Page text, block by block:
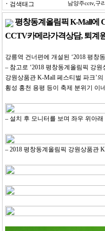
ㆍ 검색태그 남양주cctv,구
평창동계올림픽 K-Mall에
CCTV카메라가격상담, 퇴계
강릉역 건너편에 개설된 ‘2018 평창
– 참고로 ‘2018 평창동계올림픽 강
강원상품관 K-Mall 페스티벌 파크’
횡성 홍천 용평 등이 축제 분위기 이
– 설치 후 모니터를 보며 좌우 위아
– 2018 평창동계올림픽 강원상품관